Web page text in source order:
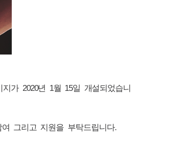
가 2020년 1월 15일 개설되었습니
그리고 지원을 부탁드립니다.